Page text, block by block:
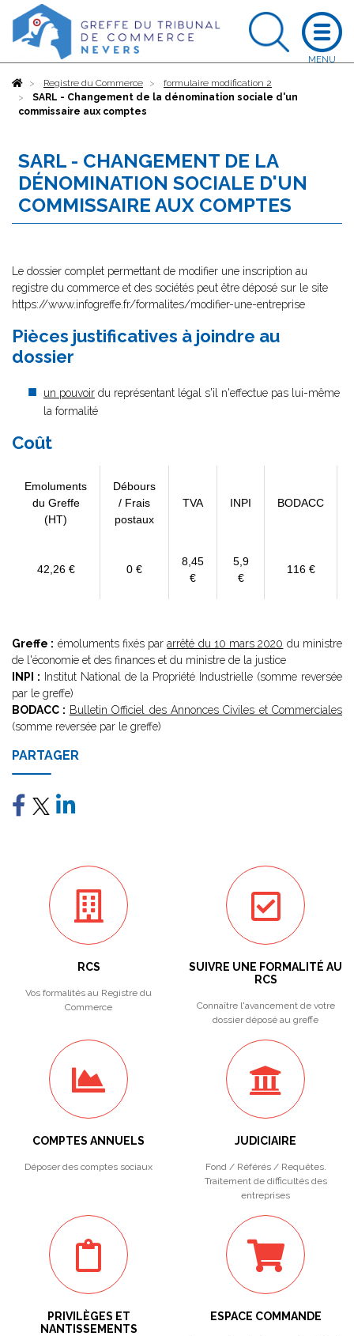
AccueilRegistre du Commerce
formulaire modification 2
SARL - Changement de la dénomination sociale d'un
commissaire aux comptes
SARL - CHANGEMENT DE LA
DÉNOMINATION SOCIALE D'UN
COMMISSAIRE AUX COMPTES
Le dossier complet permettant de modifier une inscription au
registre du commerce et des sociétés peut être déposé sur le site
https://www.infogreffe.fr/formalites/modifier-une-entreprise
Pièces justificatives à joindre au
dossier
un pouvoir du représentant légal s'il n'effectue pas lui-même
la formalité
Coût
Emoluments
du Greffe
(HT)
Débours
/ Frais
postaux
TVA INPI BODACC
42,26 € 0 €
8,45
€
5,9
€
116 €
Greffe : émoluments fixés pararrêté du 10 mars 2020 du ministre
de l'économie et des finances et du ministre de la justice
INPI : Institut National de la Propriété Industrielle (somme reversée
par le greffe)
BODACC : Bulletin Officiel des Annonces Civiles et Commerciales
(somme reversée par le greffe)
PARTAGER
RCS
Vos formalités au Registre du
Commerce
SUIVRE UNE FORMALITÉ AU
RCS
Connaître l'avancement de votre
dossier déposé au greffe
COMPTES ANNUELS
Déposer des comptes sociaux
JUDICIAIRE
Fond / Référés / Requêtes.
Traitement de difficultés des
entreprises
PRIVILÈGES ET
NANTISSEMENTS
ESPACE COMMANDE